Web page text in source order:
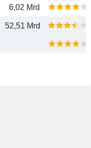
6,02 Mrd
52,51 Mrd